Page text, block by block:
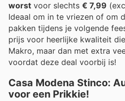
worst voor slechts € 7,99
Ideaal om in te vriezen of om
pakken tijdens je volgende
prijs voor heerlijke kwaliteit
Makro, maar dan met extra
voordat deze deal voorbij is!
Casa Modena Stinco:
voor een Prikkie!